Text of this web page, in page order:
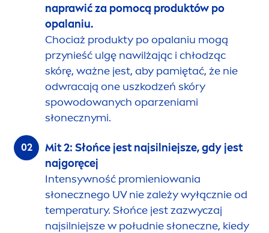
naprawić za pomocą produktów po
opalaniu.
Chociaż produkty po opalaniu mogą
przynieść ulgę nawilżając i chłodząc
skórę, ważne jest, aby pamiętać, że nie
odwracają one uszkodzeń skóry
spowodowanych oparzeniami
słonecznymi.
Mit 2: Słońce jest najsilniejsze, gdy jest
najgoręcej
Intensywność promieniowania
słonecznego UV nie zależy wyłącznie od
temperatury. Słońce jest zazwyczaj
najsilniejsze w południe słoneczne, kiedy